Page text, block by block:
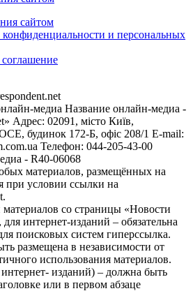
сайтом
и персональных
соглашение
медиа Название онлайн-медиа -
Адрес: 02091, місто Київ,
будинок 172-Б, офіс 208/1 E-mail:
Телефон: 044-205-43-00
- R40-06068
материалов, размещённых на
при условии ссылки на
со страницы «Новости
интернет-изданий – обязательна
поисковых систем гиперссылка.
размещена в независимости от
использования материалов.
изданий) – должна быть
или в первом абзаце